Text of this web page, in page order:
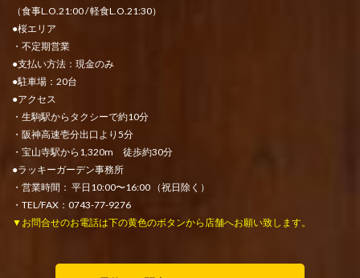
（食事L.O.21:00 / 軽食L.O.21:30）
●桜エリア
・不定期営業
●支払い方法：現金のみ
●駐車場：20台
●アクセス
・生駒駅からタクシーで約10分
・阪神高速壱分出口より5分
・宝山寺駅から1,320m 徒歩約30分
●ラッキーガーデン事務所
・営業時間： 平日10:00〜16:00 （祝日除く）
・TEL/FAX：0743-77-9276
▼お問合せのお電話は下の黄色のボタンから店舗へお願い致します。